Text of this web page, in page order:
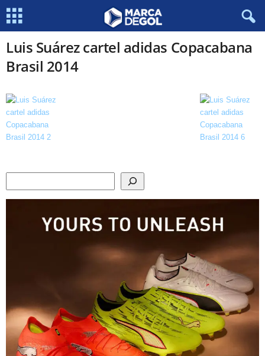
Luis Suárez cartel adidas Copacabana
Brasil 2014